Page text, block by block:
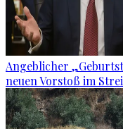
Angeblicher
neuen Vorstoß im